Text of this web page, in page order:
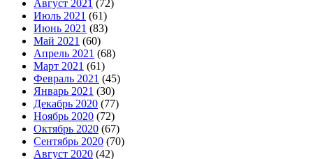
Август 2021 (72)
Июль 2021 (61)
Июнь 2021 (83)
Май 2021 (60)
Апрель 2021 (68)
Март 2021 (61)
Февраль 2021 (45)
Январь 2021 (30)
Декабрь 2020 (77)
Ноябрь 2020 (72)
Октябрь 2020 (67)
Сентябрь 2020 (70)
Август 2020 (42)